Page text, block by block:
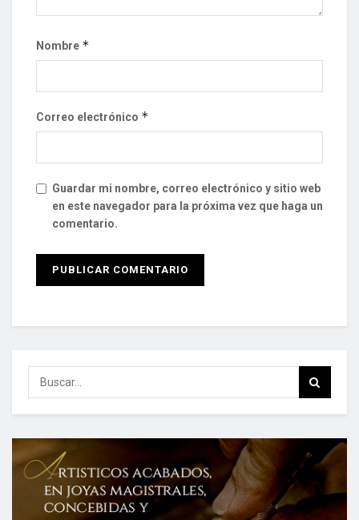
Nombre *
Correo electrónico *
Guardar mi nombre, correo electrónico y sitio web
en este navegador para la próxima vez que haga un
comentario.